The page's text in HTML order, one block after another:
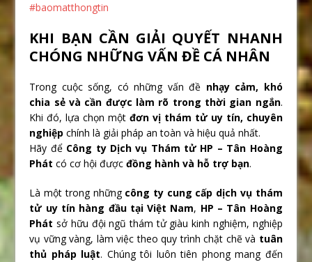
#baomatthongtin
KHI BẠN CẦN GIẢI QUYẾT NHANH
CHÓNG NHỮNG VẤN ĐỀ CÁ NHÂN
Trong cuộc sống, có những vấn đề nhạy cảm, khó
chia sẻ và cần được làm rõ trong thời gian ngắn.
Khi đó, lựa chọn mộtđơn vị thám tử uy tín, chuyên
nghiệp chính là giải pháp an toàn và hiệu quả nhất.
Hãy để Công ty Dịch vụ Thám tử HP – Tân Hoàng
Phát có cơ hội đượcđồng hành và hỗ trợ bạn.
Là một trong những công ty cung cấp dịch vụ thám
tử uy tín hàng đầu tại Việt Nam, HP – Tân Hoàng
Phát sở hữu đội ngũ thám tử giàu kinh nghiệm, nghiệp
vụ vững vàng, làm việc theo quy trình chặt chẽ và tuân
thủ pháp luật. Chúng tôi luôn tiên phong mang đến